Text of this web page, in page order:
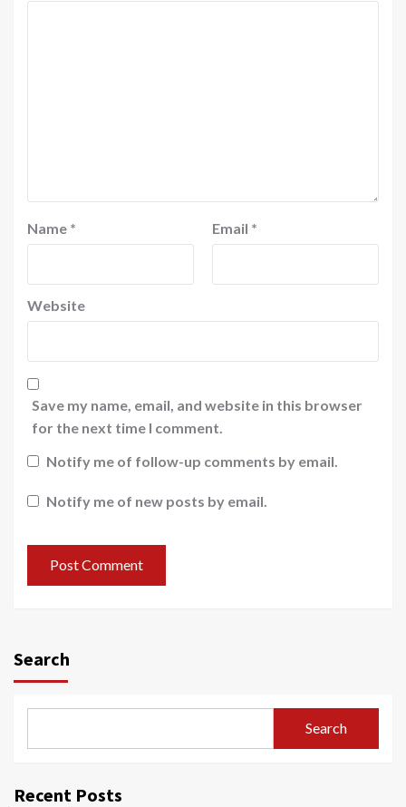
Name * Email *
Website
Save my name, email, and website in this browser
for the next time I comment.
Notify me of follow-up comments by email.
Notify me of new posts by email.
Search
Search
Recent Posts